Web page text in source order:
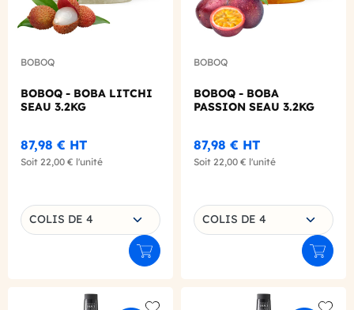
BOBOQ
BOBOQ - BOBA LITCHI
SEAU 3.2KG
87,98 € HT
Soit 22,00 € l'unité
Choisissez une déclinaison
COLIS DE 4
Ajouter au panier
BOBOQ
BOBOQ - BOBA
PASSION SEAU 3.2KG
87,98 € HT
Soit 22,00 € l'unité
Choisissez une déclinaison
COLIS DE 4